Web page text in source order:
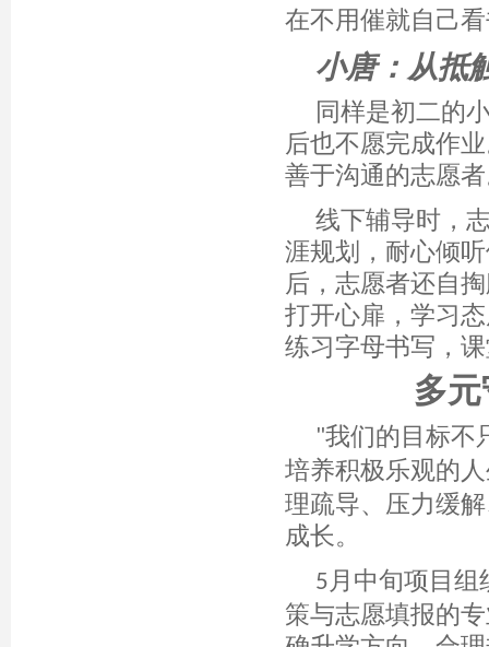
在不用催就自己
小唐：从抵
同样是初二的
后也不愿完成作
善于沟通的志愿
线下辅导时，
涯规划，耐心倾
后，志愿者还自
打开心扉，学习
练习字母书写，
多
"我们的目标不
培养积极乐观的
理疏导、压力缓
成长。
5 月 中旬项目组
策与志愿填报的